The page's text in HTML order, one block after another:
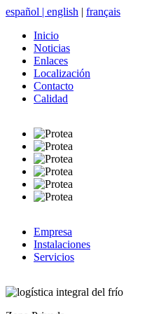
español | english | français
Inicio
Noticias
Enlaces
Localización
Contacto
Calidad
Empresa
Instalaciones
Servicios
logística integral del frío